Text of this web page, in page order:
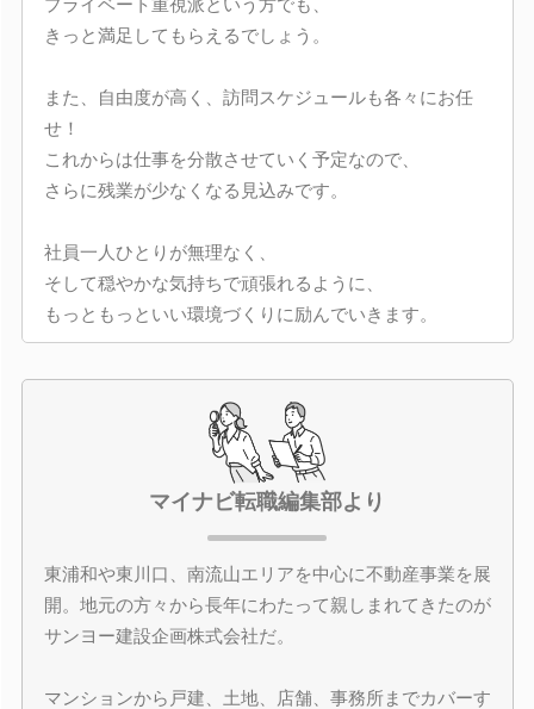
プライベート重視派という方でも、
きっと満足してもらえるでしょう。
また、自由度が高く、訪問スケジュールも各々にお任
せ！
これからは仕事を分散させていく予定なので、
さらに残業が少なくなる見込みです。
社員一人ひとりが無理なく、
そして穏やかな気持ちで頑張れるように、
もっともっといい環境づくりに励んでいきます。
マイナビ転職編集部より
東浦和や東川口、南流山エリアを中心に不動産事業を展
開。地元の方々から長年にわたって親しまれてきたのが
サンヨー建設企画株式会社だ。
マンションから戸建、土地、店舗、事務所までカバーす